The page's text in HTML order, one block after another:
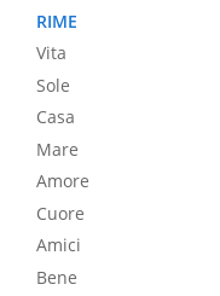
RIME
Vita
Sole
Casa
Mare
Amore
Cuore
Amici
Bene